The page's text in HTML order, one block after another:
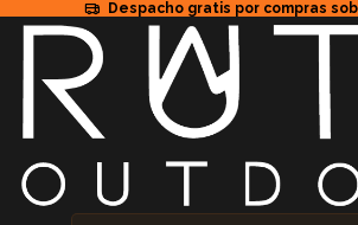
Despacho gratis por compras